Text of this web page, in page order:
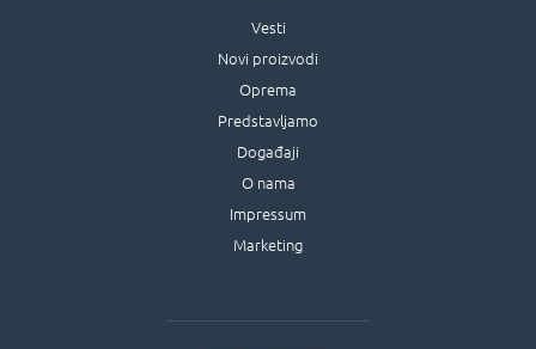
Vesti
Novi proizvodi
Oprema
Predstavljamo
Događaji
O nama
Impressum
Marketing